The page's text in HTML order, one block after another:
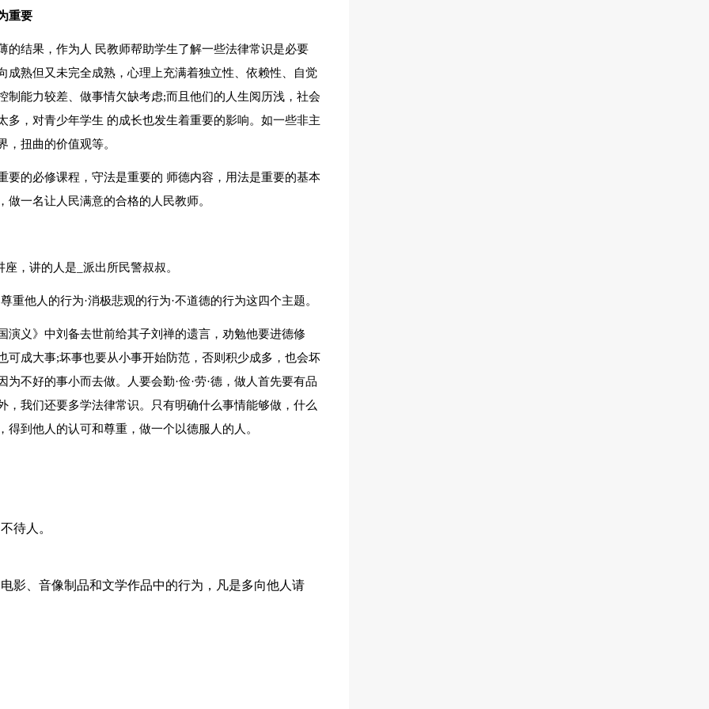
重要
的结果，作为人 民教师帮助学生了解一些法律常识是必要
成熟但又未完全成熟，心理上充满着独立性、依赖性、自觉
能力较差、做事情欠缺考虑;而且他们的人生阅历浅，社会
，对青少年学生 的成长也发生着重要的影响。如一些非主
扭曲的价值观等。
要的必修课程，守法是重要的 师德内容，用法是重要的基本
一名让人民满意的合格的人民教师。
，讲的人是_派出所民警叔叔。
重他人的行为·消极悲观的行为·不道德的行为这四个主题。
演义》中刘备去世前给其子刘禅的遗言，劝勉他要进德修
成大事;坏事也要从小事开始防范，否则积少成多，也会坏
不好的事小而去做。人要会勤·俭·劳·德，做人首先要有品
我们还要多学法律常识。只有明确什么事情能够做，什么
到他人的认可和尊重，做一个以德服人的人。
待人。
影、音像制品和文学作品中的行为，凡是多向他人请